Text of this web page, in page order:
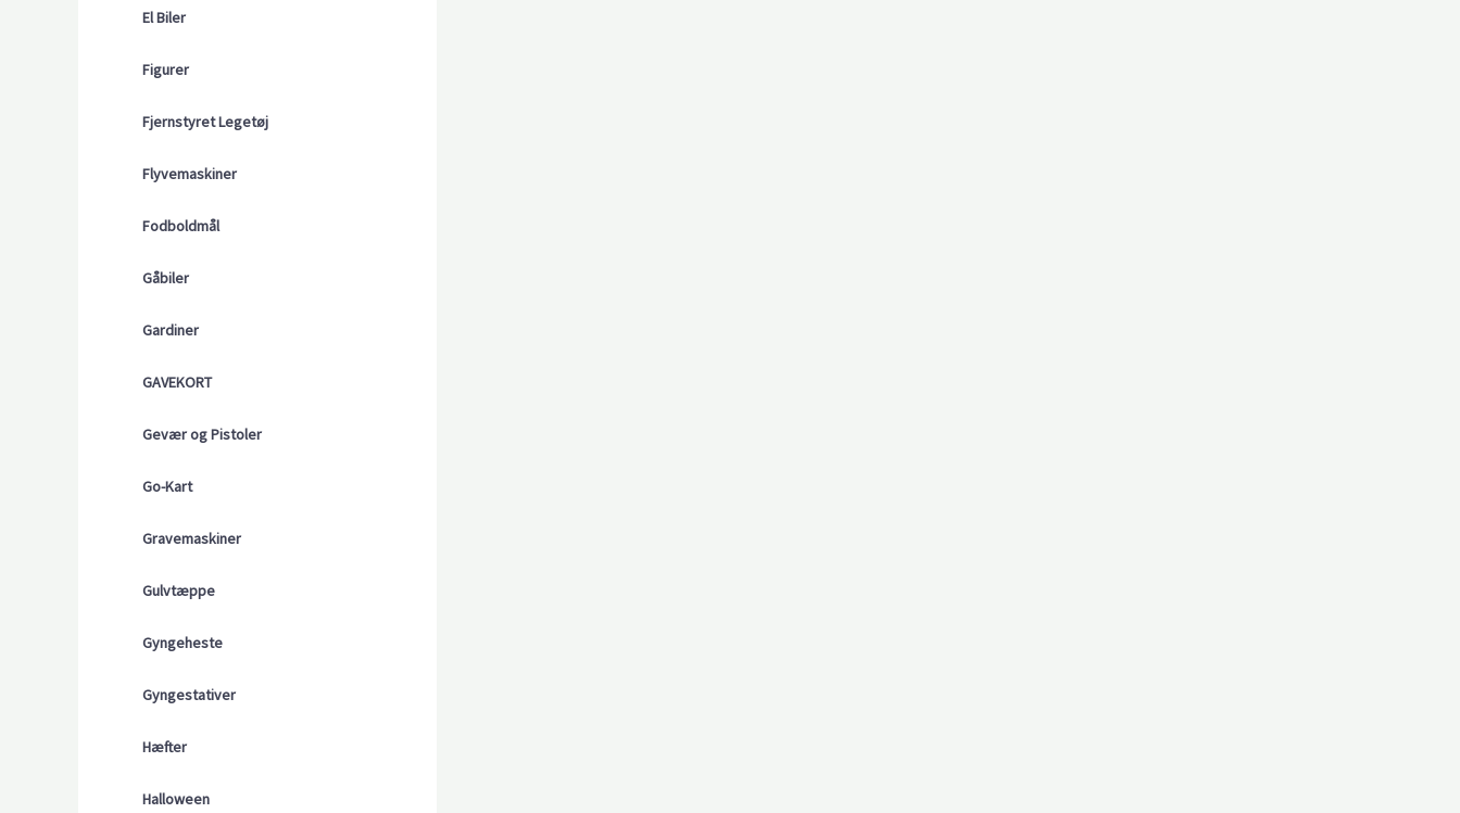
El Biler
Figurer
Fjernstyret Legetøj
Flyvemaskiner
Fodboldmål
Gåbiler
Gardiner
GAVEKORT
Gevær og Pistoler
Go-Kart
Gravemaskiner
Gulvtæppe
Gyngeheste
Gyngestativer
Hæfter
Halloween